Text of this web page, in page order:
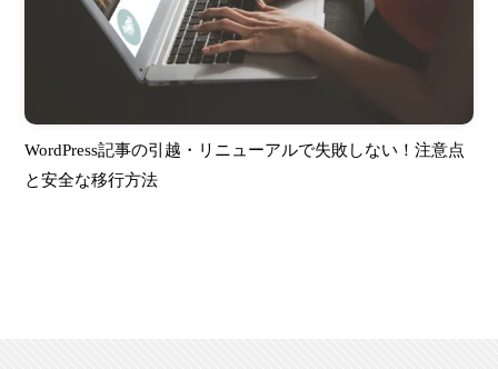
WordPress記事の引越・リニューアルで失敗しない！注意点
と安全な移行方法